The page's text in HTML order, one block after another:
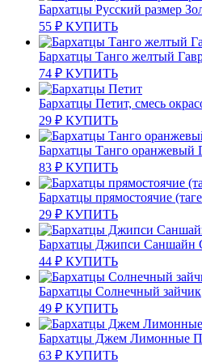
Бархатцы Русский размер
55 ₽ КУПИТЬ
Бархатцы Танго желтый
74 ₽ КУПИТЬ
Бархатцы Петит, смесь
29 ₽ КУПИТЬ
Бархатцы Танго оранжевый
83 ₽ КУПИТЬ
Бархатцы прямостоячие
29 ₽ КУПИТЬ
Бархатцы Джипси Саншайн
44 ₽ КУПИТЬ
Бархатцы Солнечный зайчик
49 ₽ КУПИТЬ
Бархатцы Джем Лимонные
63 ₽ КУПИТЬ